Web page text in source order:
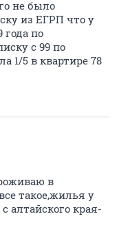
не было
из ЕГРП что у
по
с 99 по
1/5 в квартире 78
в
такое,жилья у
алтайского края-